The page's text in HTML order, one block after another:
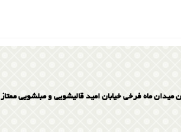
ماه فرخی خیابان امید قالیشویی و مبلشویی ممتاز